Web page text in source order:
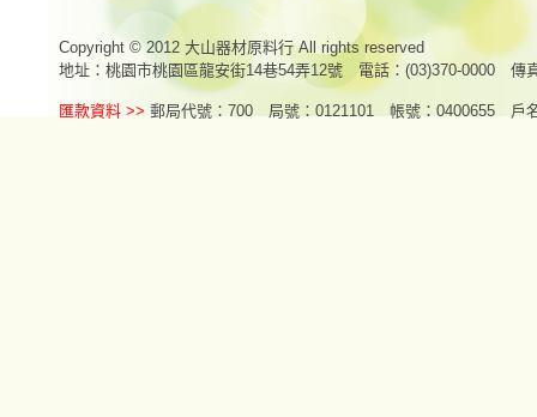
Copyright © 2012 大山器材原料行 All rights reserved
地址：桃園市桃園區龍安街14巷54弄12號 電話：(03)370-0000 傳
匯款資料 >> 郵局代號：700 局號：0121101 帳號：0400655 戶